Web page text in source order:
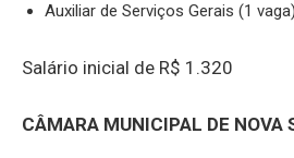
Auxiliar de Serviços Gerais (1 vaga)
Salário inicial de R$ 1.320
CÂMARA MUNICIPAL DE NOVA